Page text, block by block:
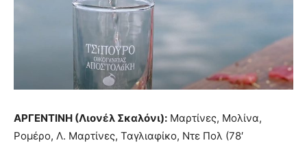
ΑΡΓΕΝΤΙΝΗ (Λιονέλ Σκαλόνι): Μαρτίνες, Μολίνα,
Ρομέρο, Λ. Μαρτίνες, Ταγλιαφίκο, Ντε Πολ (78′